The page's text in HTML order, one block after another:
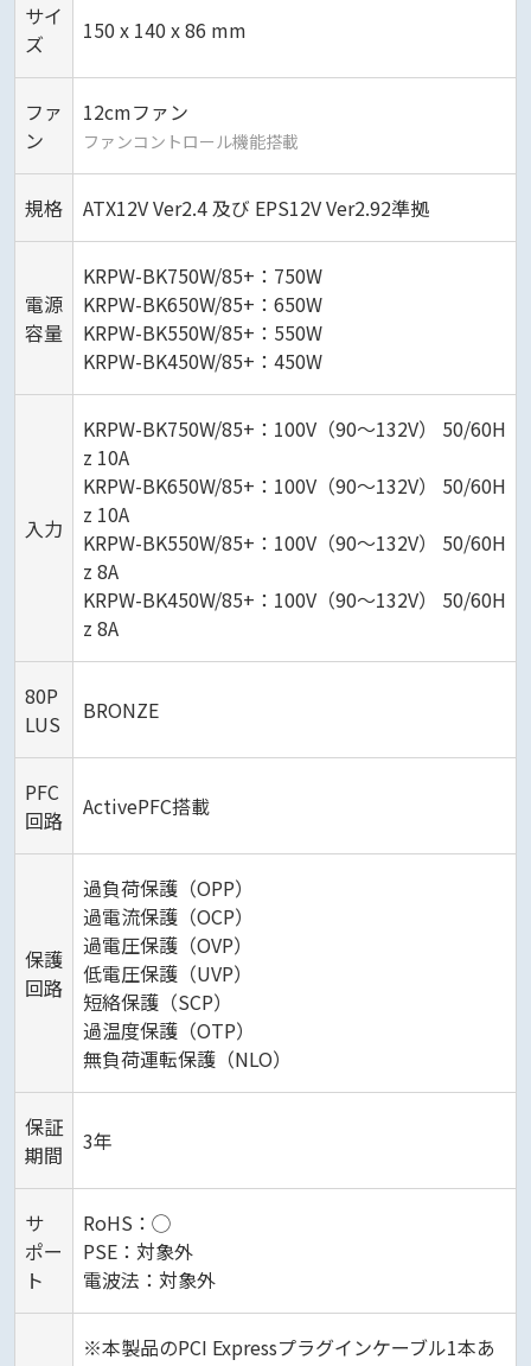
サイ
ズ
150 x 140 x 86 mm
ファ
ン
12cmファン
ファンコントロール機能搭載
規格 ATX12V Ver2.4 及び EPS12V Ver2.92準拠
電源
容量
KRPW-BK750W/85+：750W
KRPW-BK650W/85+：650W
KRPW-BK550W/85+：550W
KRPW-BK450W/85+：450W
入力
KRPW-BK750W/85+：100V（90～132V） 50/60H
z 10A
KRPW-BK650W/85+：100V（90～132V） 50/60H
z 10A
KRPW-BK550W/85+：100V（90～132V） 50/60H
z 8A
KRPW-BK450W/85+：100V（90～132V） 50/60H
z 8A
80P
LUS
BRONZE
PFC
回路
ActivePFC搭載
保護
回路
過負荷保護（OPP）
過電流保護（OCP）
過電圧保護（OVP）
低電圧保護（UVP）
短絡保護（SCP）
過温度保護（OTP）
無負荷運転保護（NLO）
保証
期間
3年
サ
ポー
ト
RoHS：◯
PSE：対象外
電波法：対象外
※本製品のPCI Expressプラグインケーブル1本あ